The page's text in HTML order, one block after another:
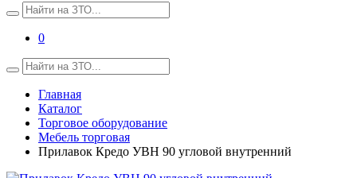
0
Главная
Каталог
Торговое оборудование
Мебель торговая
Прилавок Кредо УВН 90 угловой внутренний